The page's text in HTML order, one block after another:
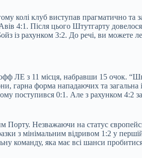
колі клуб виступав прагматично
4:1. Після цього Штутгарту
із рахунком 3:2. До речі, ви можете
ЛЕ з 11 місця, набравши 15 очок.
гарна форма нападаючих та
поступився 0:1. Але з рахунком
Порту. Незважаючи на статус
з мінімальним відривом 1:2 у
команду, яка має всі шанси